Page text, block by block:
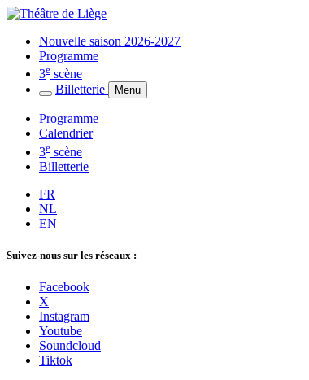
Nouvelle saison 2026-2027
Programme
3e scène
Billetterie
Menu
Programme
Calendrier
3e scène
Billetterie
FR
NL
EN
Suivez-nous sur les réseaux :
Facebook
X
Instagram
Youtube
Soundcloud
Tiktok